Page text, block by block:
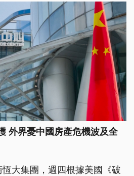
外界憂中國房產危機波及全
大集團，週四根據美國《破